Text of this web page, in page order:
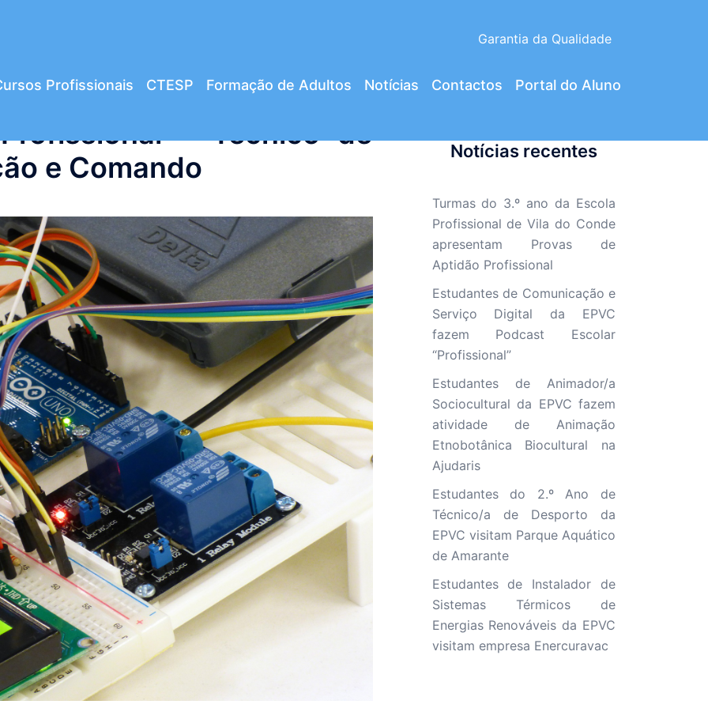
Garantia da Qualidade
Profissionais CTESP Formação de Adultos Notícias Contactos Portal do Aluno
– Técnico de
e Comando
Notícias recentes
Turmas do 3.º ano da Escola
Profissional de Vila do Conde
apresentam Provas de
Aptidão Profissional
Estudantes de Comunicação e
Serviço Digital da EPVC
fazem Podcast Escolar
“Profissional”
Estudantes de Animador/a
Sociocultural da EPVC fazem
atividade de Animação
Etnobotânica Biocultural na
Ajudaris
Estudantes do 2.º Ano de
Técnico/a de Desporto da
EPVC visitam Parque Aquático
de Amarante
Estudantes de Instalador de
Sistemas Térmicos de
Energias Renováveis da EPVC
visitam empresa Enercuravac